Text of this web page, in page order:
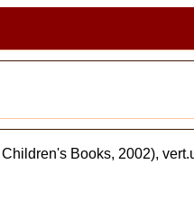
Books, 2002),